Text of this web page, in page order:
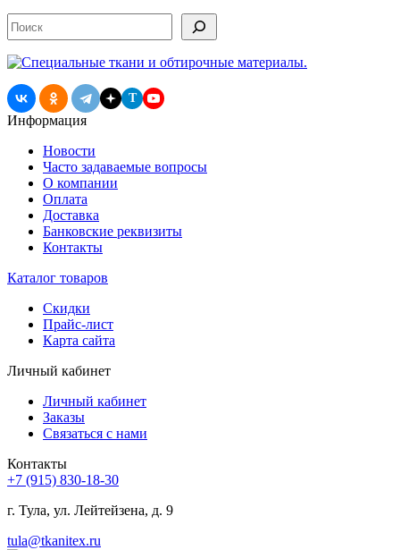
Поиск
T
Информация
Новости
Часто задаваемые вопросы
О компании
Оплата
Доставка
Банковские реквизиты
Контакты
Каталог товаров
Скидки
Прайс-лист
Карта сайта
Личный кабинет
Личный кабинет
Заказы
Связаться с нами
Контакты
+7 (915) 830-18-30
г. Тула, ул. Лейтейзена, д. 9
tula@tkanitex.ru